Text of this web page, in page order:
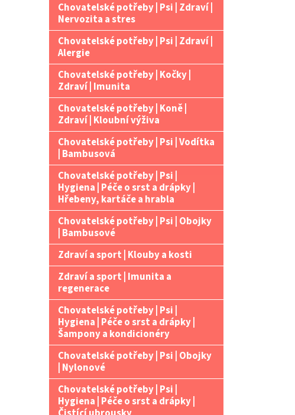
Chovatelské potřeby | Psi | Zdraví |
Nervozita a stres
Chovatelské potřeby | Psi | Zdraví |
Alergie
Chovatelské potřeby | Kočky |
Zdraví | Imunita
Chovatelské potřeby | Koně |
Zdraví | Kloubní výživa
Chovatelské potřeby | Psi | Vodítka
| Bambusová
Chovatelské potřeby | Psi |
Hygiena | Péče o srst a drápky |
Hřebeny, kartáče a hrabla
Chovatelské potřeby | Psi | Obojky
| Bambusové
Zdraví a sport | Klouby a kosti
Zdraví a sport | Imunita a
regenerace
Chovatelské potřeby | Psi |
Hygiena | Péče o srst a drápky |
Šampony a kondicionéry
Chovatelské potřeby | Psi | Obojky
| Nylonové
Chovatelské potřeby | Psi |
Hygiena | Péče o srst a drápky |